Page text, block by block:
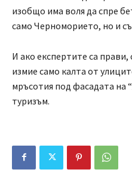
изобщо има воля да спре
само Черноморието, но и
И ако експертите са
измие само калта от
мръсотия под фасадата на
туризъм.